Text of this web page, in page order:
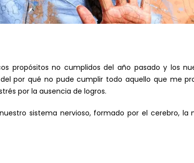
propósitos no cumplidos del año pasado y los
por qué no pude cumplir todo aquello que me
por la ausencia de logros.
sistema nervioso, formado por el cerebro, la